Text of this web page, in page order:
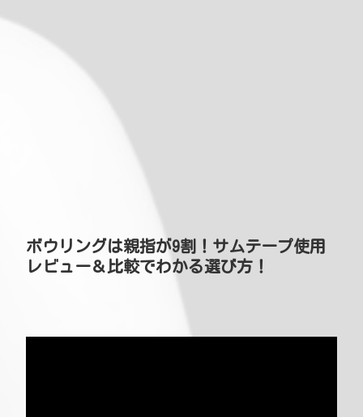
ボウリングは親指が9割！サムテープ使用
レビュー＆比較でわかる選び方！